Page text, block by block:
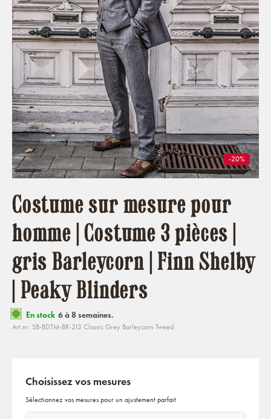
-20%
Costume sur mesure pour
homme | Costume 3 pièces |
gris Barleycorn | Finn Shelby
| Peaky Blinders
En stock 6 à 8 semaines.
Art.nr: SB-BDTM-BR-213 Classic Grey Barleycorn Tweed
Choisissez vos mesures
Sélectionnez vos mesures pour un ajustement parfait